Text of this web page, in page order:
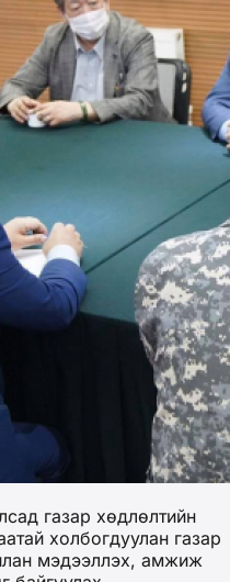
газар хөдлөлтийн
холбогдуулан газар
мэдээллэх, амжиж